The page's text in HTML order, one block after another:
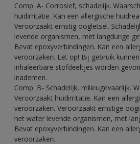
Comp. A- Corrosief, schadelijk.
huidirritatie. Kan een allergische
Veroorzaakt ernstig oogletsel.
levende organismen, met langdurige
Bevat epoxyverbindingen. Kan een
veroorzaken. Let op! Bij gebruik
inhaleerbare stofdeeltjes worden
inademen.
Comp. B- Schadelijk, milieugevaarlijk.
Veroorzaakt huidirritatie. Kan een
veroorzaken. Veroorzaakt ernstige
het water levende organismen, met
Bevat epoxyverbindingen. Kan een
veroorzaken.